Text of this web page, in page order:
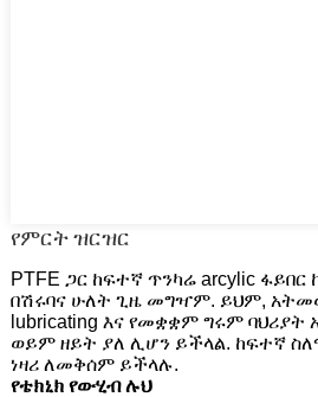
የምርት ዝርዝር
PTFE ጋር ከፍተኛ ጥንካሬ arcylic ፋይበር
በሽሩባና ሁለት ጊዜ መግዣም. ይህም,
lubricating እና የመቋቋም ግሩም ባህሪያት
ወይም ዘይት ያለ ሊሆን ይችላል. ከፍተኛ
ነዛሪ ለመቅሰም ይችላሉ.
የቴክኒክ የውሂብ ሉህ